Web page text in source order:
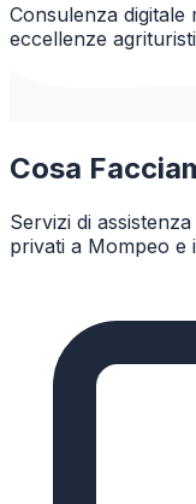
Consulenza
eccellenze
Cosa
Servizi di
privati a Mompeo e